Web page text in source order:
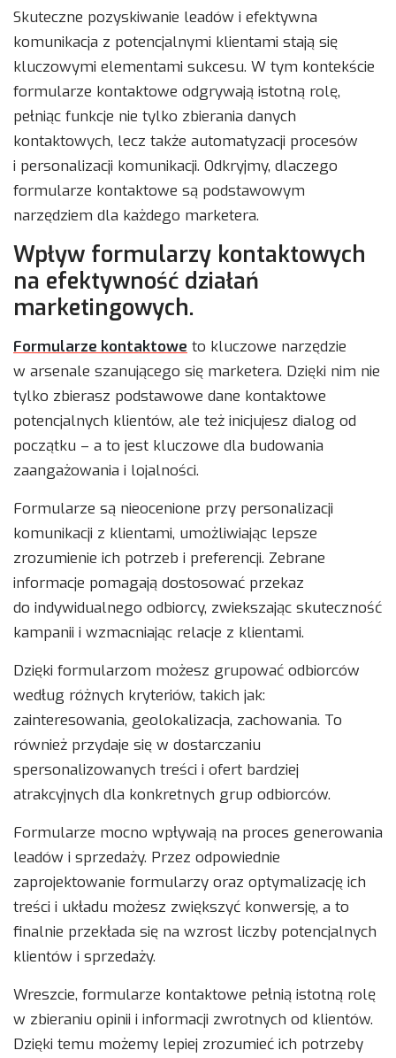
Skuteczne pozyskiwanie leadów i efektywna
komunikacja z potencjalnymi klientami stają się
kluczowymi elementami sukcesu. W tym kontekście
formularze kontaktowe odgrywają istotną rolę,
pełniąc funkcje nie tylko zbierania danych
kontaktowych, lecz także automatyzacji procesów
i personalizacji komunikacji. Odkryjmy, dlaczego
formularze kontaktowe są podstawowym
narzędziem dla każdego marketera.
Wpływ formularzy kontaktowych
na efektywność działań
marketingowych.
Formularze kontaktowe to kluczowe narzędzie
w arsenale szanującego się marketera. Dzięki nim nie
tylko zbierasz podstawowe dane kontaktowe
potencjalnych klientów, ale też inicjujesz dialog od
początku – a to jest kluczowe dla budowania
zaangażowania i lojalności.
Formularze są nieocenione przy personalizacji
komunikacji z klientami, umożliwiając lepsze
zrozumienie ich potrzeb i preferencji. Zebrane
informacje pomagają dostosować przekaz
do indywidualnego odbiorcy, zwiekszając skuteczność
kampanii i wzmacniając relacje z klientami.
Dzięki formularzom możesz grupować odbiorców
według różnych kryteriów, takich jak:
zainteresowania, geolokalizacja, zachowania. To
również przydaje się w dostarczaniu
spersonalizowanych treści i ofert bardziej
atrakcyjnych dla konkretnych grup odbiorców.
Formularze mocno wpływają na proces generowania
leadów i sprzedaży. Przez odpowiednie
zaprojektowanie formularzy oraz optymalizację ich
treści i układu możesz zwiększyć konwersję, a to
finalnie przekłada się na wzrost liczby potencjalnych
klientów i sprzedaży.
Wreszcie, formularze kontaktowe pełnią istotną rolę
w zbieraniu opinii i informacji zwrotnych od klientów.
Dzięki temu możemy lepiej zrozumieć ich potrzeby